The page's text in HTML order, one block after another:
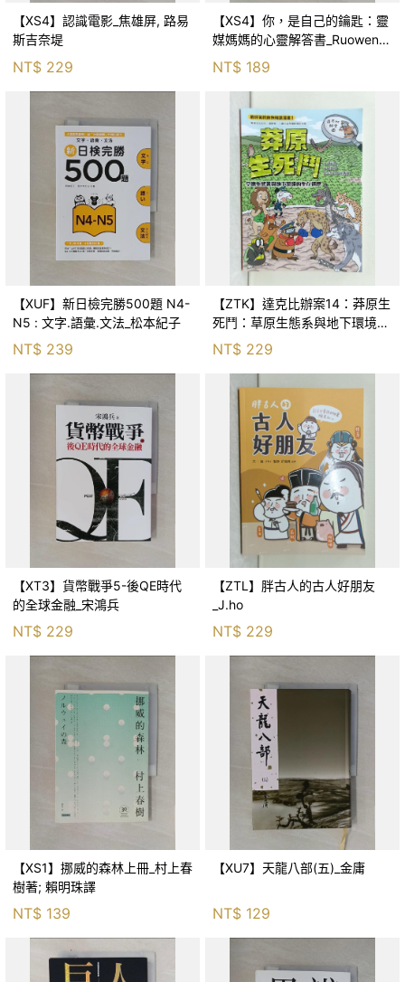
【XS4】認識電影_焦雄屏, 路易
斯吉奈堤
NT$ 229
【XS4】你，是自己的鑰匙：靈
媒媽媽的心靈解答書_Ruowen
Huang
NT$ 189
【XUF】新日檢完勝500題 N4-
N5 : 文字.語彙.文法_松本紀子
NT$ 239
【ZTK】達克比辦案14：莽原生
死鬥：草原生態系與地下環境的
生存適應_柯智元
NT$ 229
【XT3】貨幣戰爭5-後QE時代
的全球金融_宋鴻兵
NT$ 229
【ZTL】胖古人的古人好朋友
_J.ho
NT$ 229
【XS1】挪威的森林上冊_村上春
樹著; 賴明珠譯
NT$ 139
【XU7】天龍八部(五)_金庸
NT$ 129